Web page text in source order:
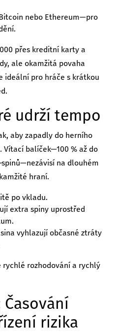
nebo Ethereum—pro
přes kreditní karty a
ale okamžitá povaha
ideální pro hráče s krátkou
udrží tempo
aby zapadly do herního
Vítací balíček—100 % až do
na dlouhém
hraní.
po vkladu.
extra spiny uprostřed
vyhlazují občasné ztráty
rozhodování a rychlý
Časování
rizika